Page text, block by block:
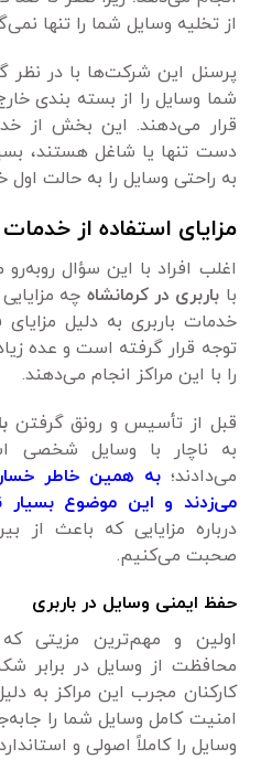
از تخلیه وسایل شما را تنها
پرسنل این شرکت‌ها با در نظر
شما وسایل را از بسته بندی
قرار می‌دهند. این بخش از
دست تنها یا شاغل هستند،
به راحتی وسایل را به حالت اول
مزایای استفاده از خدمات
اغلب افراد با این سؤال
با باربری در کرمانشاه چه
خدمات باربری به دلیل مزایای
توجه قرار گرفته است و عده
را با این مراکز انجام می‌دهند.
قبل از تأسیس و رونق گرفتن
به ناچار با وسایل شخصی
می‌دادند؛به همین خاطر
می‌زدند و این موضوع بسیار
درباره مزایایی که باعث
صحبت می‌کنیم.
حفظ ایمنی وسایل در باربری
اولین و مهم‌ترین مزیتی
محافظت از وسایل در برابر
کارکنان مجرب این مراکز به
امنیت کامل وسایل شما را
وسایل را کاملاً اصولی و